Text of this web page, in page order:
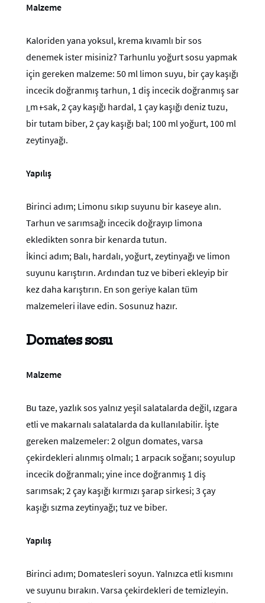
Malzeme
Kaloriden yana yoksul, krema kıvamlı bir sos
denemek ister misiniz? Tarhunlu yoğurt sosu yapmak
için gereken malzeme: 50 ml limon suyu, bir çay kaşığı
incecik doğranmış tarhun, 1 diş incecik doğranmış sar
ı m ısak, 2 çay kaşığı hardal, 1 çay kaşığı deniz tuzu,
bir tutam biber, 2 çay kaşığı bal; 100 ml yoğurt, 100 ml
zeytinyağı.
Yapılış
Birinci adım; Limonu sıkıp suyunu bir kaseye alın.
Tarhun ve sarımsağı incecik doğrayıp limona
ekledikten sonra bir kenarda tutun.
İkinci adım; Balı, hardalı, yoğurt, zeytinyağı ve limon
suyunu karıştırın. Ardından tuz ve biberi ekleyip bir
kez daha karıştırın. En son geriye kalan tüm
malzemeleri ilave edin. Sosunuz hazır.
Domates sosu
Malzeme
Bu taze, yazlık sos yalnız yeşil salatalarda değil, ızgara
etli ve makarnalı salatalarda da kullanılabilir. İşte
gereken malzemeler: 2 olgun domates, varsa
çekirdekleri alınmış olmalı; 1 arpacık soğanı; soyulup
incecik doğranmalı; yine ince doğranmış 1 diş
sarımsak; 2 çay kaşığı kırmızı şarap sirkesi; 3 çay
kaşığı sızma zeytinyağı; tuz ve biber.
Yapılış
Birinci adım; Domatesleri soyun. Yalnızca etli kısmını
ve suyunu bırakın. Varsa çekirdekleri de temizleyin.